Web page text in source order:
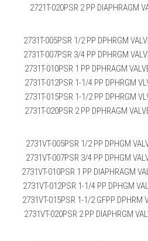
2721T-020PSR 2 PP DIAPHRAGM
2731T-005PSR 1/2 PP DPHRGM
2731T-007PSR 3/4 PP DPHRGM
2731T-010PSR 1 PP DPHRAGM
2731T-012PSR 1-1/4 PP DPHRGM
2731T-015PSR 1-1/2 PP DPHRGM
2731T-020PSR 2 PP DPHRAGM
2731VT-005PSR 1/2 PP DPHGM
2731VT-007PSR 3/4 PP DPHGM
2731VT-010PSR 1 PP DIAPHRAGM
2731VT-012PSR 1-1/4 PP DPHGM
2731VT-015PSR 1-1/2 GFPP DPHRM
2731VT-020PSR 2 PP DIAPHRGM